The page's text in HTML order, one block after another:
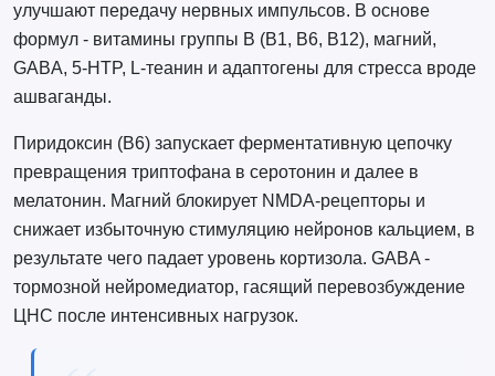
улучшают передачу нервных импульсов. В основе
формул - витамины группы B (B1, B6, B12), магний,
GABA, 5-HTP, L-теанин и адаптогены для стресса вроде
ашваганды.
Пиридоксин (B6) запускает ферментативную цепочку
превращения триптофана в серотонин и далее в
мелатонин. Магний блокирует NMDA-рецепторы и
снижает избыточную стимуляцию нейронов кальцием, в
результате чего падает уровень кортизола. GABA -
тормозной нейромедиатор, гасящий перевозбуждение
ЦНС после интенсивных нагрузок.